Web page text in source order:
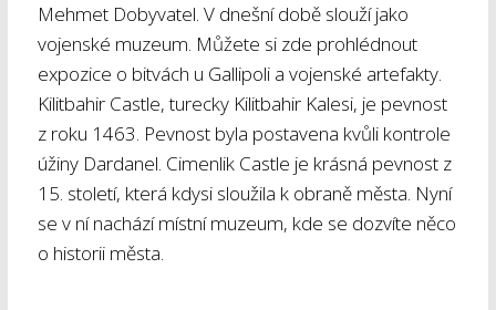
Mehmet Dobyvatel. V dnešní době slouží jako
vojenské muzeum. Můžete si zde prohlédnout
expozice o bitvách u Gallipoli a vojenské artefakty.
Kilitbahir Castle, turecky Kilitbahir Kalesi, je pevnost
z roku 1463. Pevnost byla postavena kvůli kontrole
úžiny Dardanel. Cimenlik Castle je krásná pevnost z
15. století, která kdysi sloužila k obraně města. Nyní
se v ní nachází místní muzeum, kde se dozvíte něco
o historii města.